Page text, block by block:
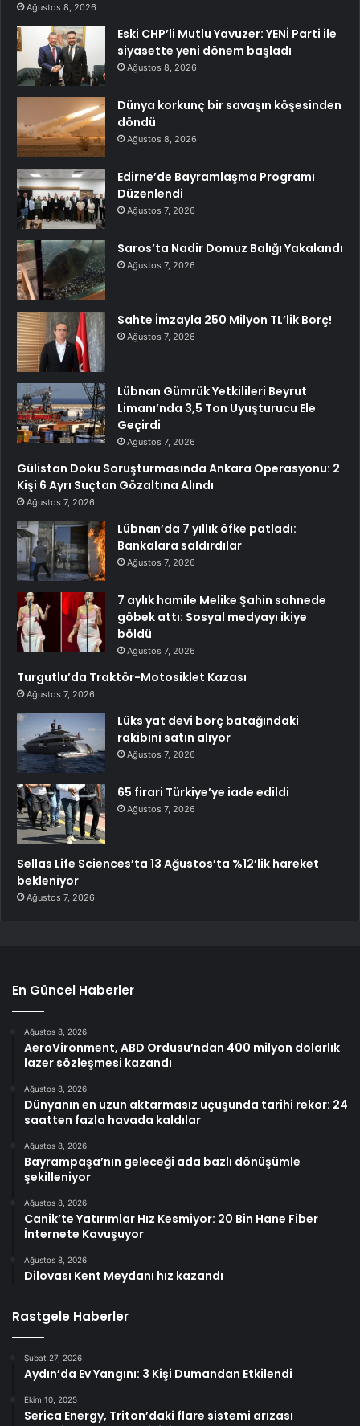
Ağustos 8, 2026
Eski CHP’li Mutlu Yavuzer: YENİ Parti ile
siyasette yeni dönem başladı
Ağustos 8, 2026
Dünya korkunç bir savaşın köşesinden
döndü
Ağustos 8, 2026
Edirne’de Bayramlaşma Programı
Düzenlendi
Ağustos 7, 2026
Saros’ta Nadir Domuz Balığı Yakalandı
Ağustos 7, 2026
Sahte İmzayla 250 Milyon TL’lik Borç!
Ağustos 7, 2026
Lübnan Gümrük Yetkilileri Beyrut
Limanı’nda 3,5 Ton Uyuşturucu Ele
Geçirdi
Ağustos 7, 2026
Gülistan Doku Soruşturmasında Ankara Operasyonu: 2
Kişi 6 Ayrı Suçtan Gözaltına Alındı
Ağustos 7, 2026
Lübnan’da 7 yıllık öfke patladı:
Bankalara saldırdılar
Ağustos 7, 2026
7 aylık hamile Melike Şahin sahnede
göbek attı: Sosyal medyayı ikiye
böldü
Ağustos 7, 2026
Turgutlu’da Traktör-Motosiklet Kazası
Ağustos 7, 2026
Lüks yat devi borç batağındaki
rakibini satın alıyor
Ağustos 7, 2026
65 firari Türkiye’ye iade edildi
Ağustos 7, 2026
Sellas Life Sciences’ta 13 Ağustos’ta %12’lik hareket
bekleniyor
Ağustos 7, 2026
En Güncel Haberler
Ağustos 8, 2026
AeroVironment, ABD Ordusu’ndan 400 milyon dolarlık
lazer sözleşmesi kazandı
Ağustos 8, 2026
Dünyanın en uzun aktarmasız uçuşunda tarihi rekor: 24
saatten fazla havada kaldılar
Ağustos 8, 2026
Bayrampaşa’nın geleceği ada bazlı dönüşümle
şekilleniyor
Ağustos 8, 2026
Canik’te Yatırımlar Hız Kesmiyor: 20 Bin Hane Fiber
İnternete Kavuşuyor
Ağustos 8, 2026
Dilovası Kent Meydanı hız kazandı
Rastgele Haberler
Şubat 27, 2026
Aydın’da Ev Yangını: 3 Kişi Dumandan Etkilendi
Ekim 10, 2025
Serica Energy, Triton’daki flare sistemi arızası